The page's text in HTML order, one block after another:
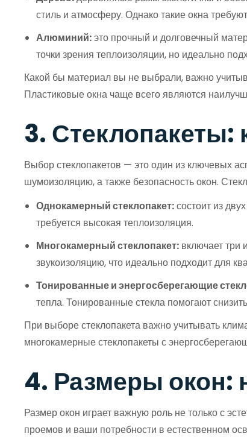
стиль и атмосферу. Однако такие окна
Алюминий:это прочный и долговечный
точки зрения теплоизоляции, но идеально
Какой бы материал вы не выбрали, важно
Пластиковые окна чаще всего являются
3. Стеклопакеты:
Выбор стеклопакетов — это один из ключевых
шумоизоляцию, а также безопасность окон.
Однокамерный стеклопакет:состоит из
требуется высокая теплоизоляция.
Многокамерный стеклопакет: включает три
звукоизоляцию, что идеально подходит для
Тонированные и энергосберегающие
тепла. Тонированные стекла помогают
При выборе стеклопакета важно учитывать
многокамерные стеклопакеты с
4. Размеры окон:
Размер окон играет важную роль не только с
проемов и ваши потребности в естественном